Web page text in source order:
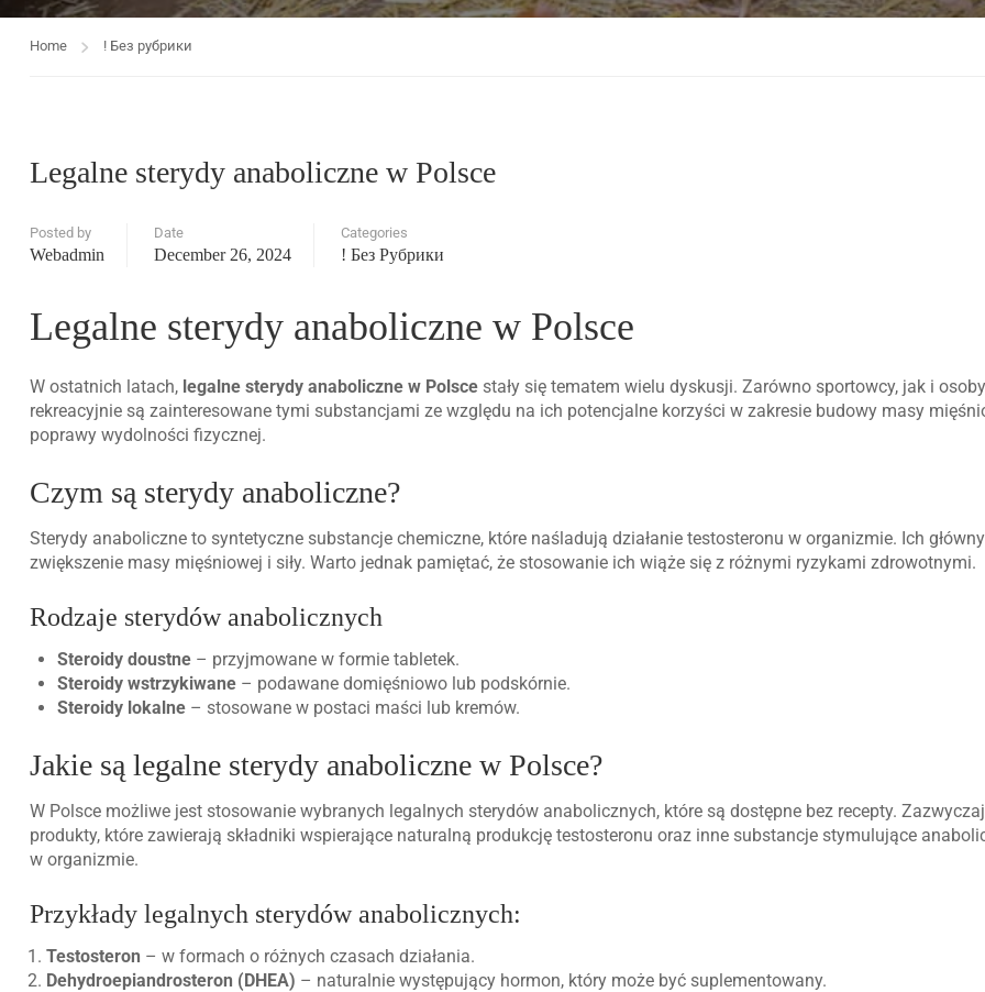
Home ! Без рубрики
Legalne sterydy anaboliczne w Polsce
Posted by
Webadmin
Date
December 26, 2024
Categories
! Без Рубрики
Legalne sterydy anaboliczne w Polsce
W ostatnich latach, legalne sterydy anaboliczne w Polsce stały się tematem wielu dyskusji. Zarówno sportowcy, jak i
rekreacyjnie są zainteresowane tymi substancjami ze względu na ich potencjalne korzyści w zakresie budowy masy
poprawy wydolności fizycznej.
Czym są sterydy anaboliczne?
Sterydy anaboliczne to syntetyczne substancje chemiczne, które naśladują działanie testosteronu w organizmie. Ich
zwiększenie masy mięśniowej i siły. Warto jednak pamiętać, że stosowanie ich wiąże się z różnymi ryzykami zdrowotnymi.
Rodzaje sterydów anabolicznych
Steroidy doustne – przyjmowane w formie tabletek.
Steroidy wstrzykiwane – podawane domięśniowo lub podskórnie.
Steroidy lokalne – stosowane w postaci maści lub kremów.
Jakie są legalne sterydy anaboliczne w Polsce?
W Polsce możliwe jest stosowanie wybranych legalnych sterydów anabolicznych, które są dostępne bez recepty.
produkty, które zawierają składniki wspierające naturalną produkcję testosteronu oraz inne substancje stymulujące
w organizmie.
Przykłady legalnych sterydów anabolicznych:
Testosteron – w formach o różnych czasach działania.
Dehydroepiandrosteron (DHEA) – naturalnie występujący hormon, który może być suplementowany.